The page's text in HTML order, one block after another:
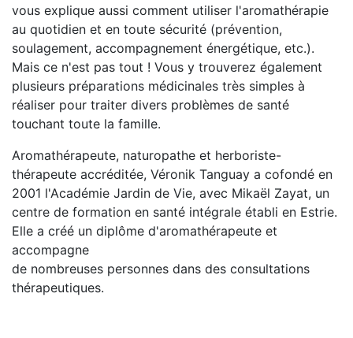
vous explique aussi comment utiliser l'aromathérapie
au quotidien et en toute sécurité (prévention,
soulagement, accompagnement énergétique, etc.).
Mais ce n'est pas tout ! Vous y trouverez également
plusieurs préparations médicinales très simples à
réaliser pour traiter divers problèmes de santé
touchant toute la famille.
Aromathérapeute, naturopathe et herboriste-
thérapeute accréditée, Véronik Tanguay a cofondé en
2001 l'Académie Jardin de Vie, avec Mikaël Zayat, un
centre de formation en santé intégrale établi en Estrie.
Elle a créé un diplôme d'aromathérapeute et
accompagne
de nombreuses personnes dans des consultations
thérapeutiques.